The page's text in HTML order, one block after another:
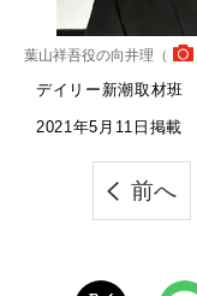
葉山祥吾役の向井理（
デイリー新潮取材班
2021年5月11日掲載
前へ